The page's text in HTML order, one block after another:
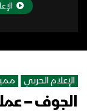
الإعلام الحربي
الجوف –